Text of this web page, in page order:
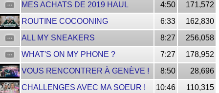
MES ACHATS DE 2019 HAUL
4:50
171,572
ROUTINE COCOONING
6:33
162,830
ALL MY SNEAKERS
8:27
256,058
WHAT'S ON MY PHONE ?
7:27
178,952
VOUS RENCONTRER À GENÈVE !
8:50
28,696
CHALLENGES AVEC MA SOEUR !
10:46
110,315